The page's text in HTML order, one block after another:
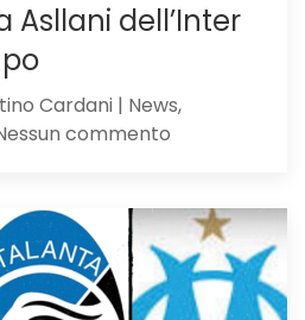
Asllani dell’Inter
Cardani | News,
commento
Asllani
dell’Inter
a
centrocampo